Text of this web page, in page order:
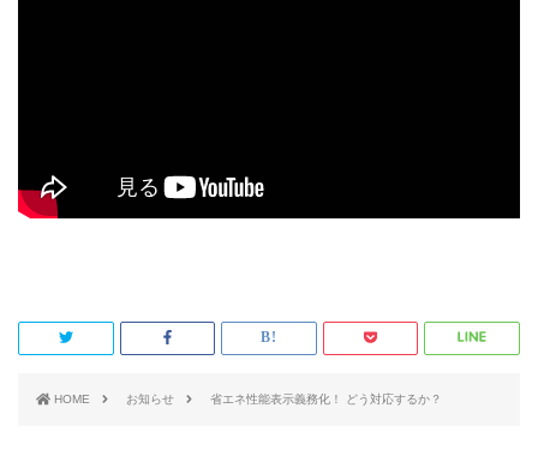
HOME お知らせ 省エネ性能表示義務化！ どう対応するか？